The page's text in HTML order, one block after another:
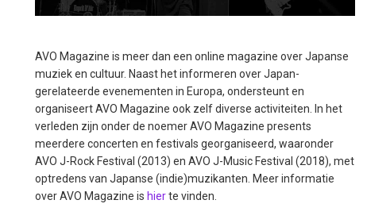
AVO Magazine is meer dan een online magazine over Japanse
muziek en cultuur. Naast het informeren over Japan-
gerelateerde evenementen in Europa, ondersteunt en
organiseert AVO Magazine ook zelf diverse activiteiten. In het
verleden zijn onder de noemer AVO Magazine presents
meerdere concerten en festivals georganiseerd, waaronder
AVO J-Rock Festival (2013) en AVO J-Music Festival (2018), met
optredens van Japanse (indie)muzikanten. Meer informatie
over AVO Magazine is hierte vinden.